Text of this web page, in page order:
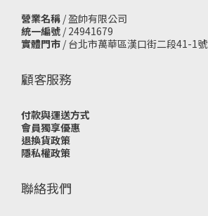
營業名稱 / 盈帥有限公司
統一編號 / 24941679
實體門市 / 台北市萬華區漢口街二段41-1號
顧客服務
付款與運送方式
會員獨享優惠
退換貨政策
隱私權政策
聯絡我們